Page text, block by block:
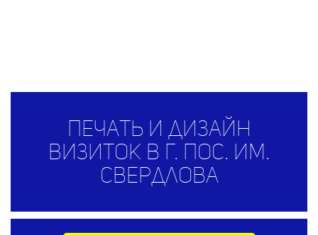
Печать и дизайн
визиток в г. пос. им.
Свердлова